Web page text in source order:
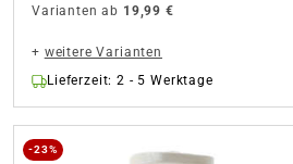
Varianten ab 19,99 €
+ weitere Varianten
Lieferzeit: 2 - 5 Werktage
-23%